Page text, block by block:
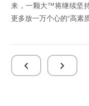
来，一颗大™将继续坚
更多放一万个心的“高素